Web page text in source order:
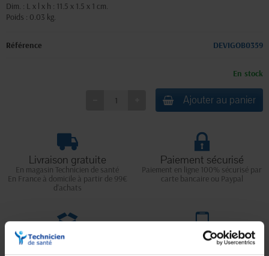
Dim. : L x l x h : 11.5 x 1.5 x 1 cm.
Poids : 0.03 kg.
Référence DEVIGOB0359
En stock
Ajouter au panier
Livraison gratuite
En magasin Technicien de santé
En France à domicile à partir de 99€
d'achats
Paiement sécurisé
Paiement en ligne 100% sécurisé par
carte bancaire ou Paypal
Expédition Service client